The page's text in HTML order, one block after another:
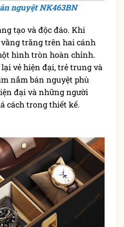
nguyệt NK463BN
tạo và độc đáo. Khi
trăng trên hai cánh
hình tròn hoàn chỉnh.
vẻ hiện đại, trẻ trung và
nắm bán nguyệt phù
đại và những người
cách trong thiết kế.